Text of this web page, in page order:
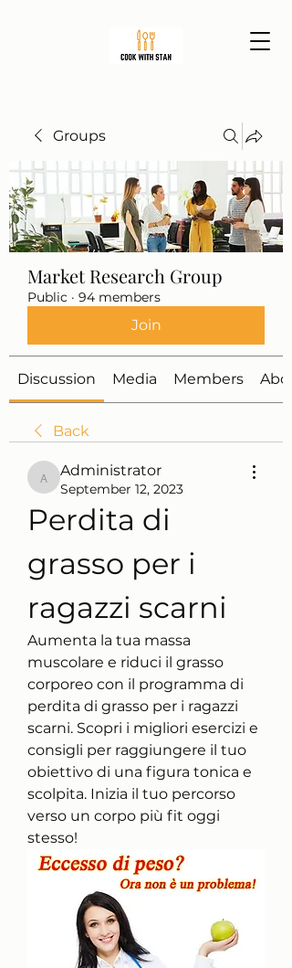
Groups
Market Research Group
Public · 94 members
Join
Discussion Media Members
Back
Administrator
Administrator
September 12, 2023
Perdita di
grasso per i
ragazzi scarni
Aumenta la tua massa
muscolare e riduci il grasso
corporeo con il programma di
perdita di grasso per i ragazzi
scarni. Scopri i migliori esercizi e
consigli per raggiungere il tuo
obiettivo di una figura tonica e
scolpita. Inizia il tuo percorso
verso un corpo più fit oggi
stesso!